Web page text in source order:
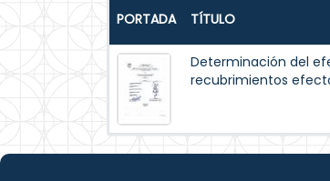
PORTADA TÍTULO
Determinación del
recubrimientos